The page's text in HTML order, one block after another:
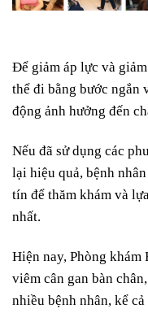
Để giảm áp lực và
thể đi bằng bước ngắn
động ảnh hưởng đến
Nếu đã sử dụng các
lại hiệu quả, bệnh
tín để thăm khám và
nhất.
Hiện nay, Phòng
viêm cân gan bàn
nhiều bệnh nhân, kể